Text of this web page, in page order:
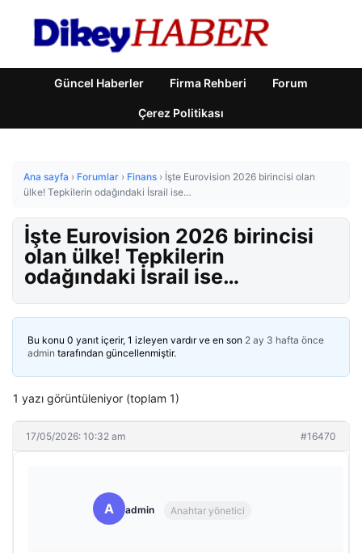
Güncel Haberler Firma Rehberi Forum
Çerez Politikası
Ana sayfa › Forumlar › Finans › İşte Eurovision 2026 birincisi olan
ülke! Tepkilerin odağındaki İsrail ise…
İşte Eurovision 2026 birincisi
olan ülke! Tepkilerin
odağındaki İsrail ise…
Bu konu 0 yanıt içerir, 1 izleyen vardır ve en son 2 ay 3 hafta önce
admin tarafından güncellenmiştir.
1 yazı görüntüleniyor (toplam 1)
17/05/2026: 10:32 am #16470
A admin Anahtar yönetici